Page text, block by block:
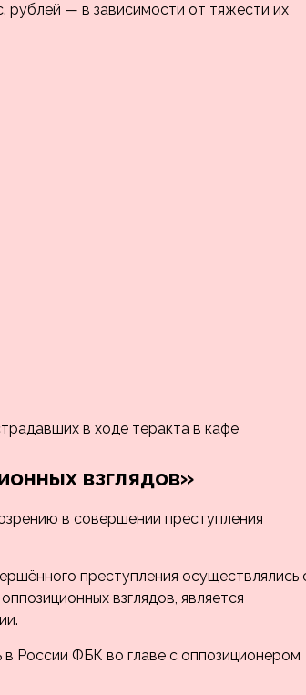
рублей — в зависимости от тяжести их
в ходе теракта в кафе
взглядов»
в совершении преступления
преступления осуществлялись
взглядов, является
в России ФБК во главе с оппозиционером